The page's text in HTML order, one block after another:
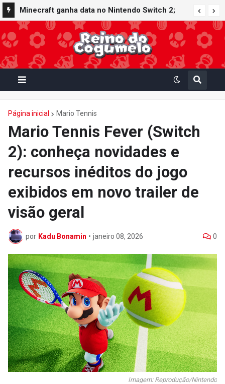
Minecraft ganha data no Nintendo Switch 2;
Super Mario Mash-Up receberá atualização
gráfica exclusiva
Página inicial Mario Tennis
Mario Tennis Fever (Switch
2): conheça novidades e
recursos inéditos do jogo
exibidos em novo trailer de
visão geral
por Kadu Bonamin • janeiro 08, 2026 0
Imagem: Reprodução/Nintendo